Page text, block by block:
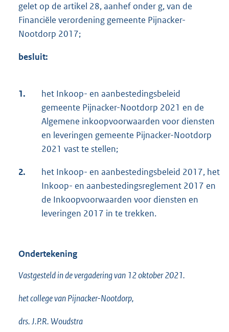
gelet op de artikel 28, aanhef onder g, van de
Financiële verordening gemeente Pijnacker-
Nootdorp 2017;
besluit:
1.
het Inkoop- en aanbestedingsbeleid
gemeente Pijnacker-Nootdorp 2021 en de
Algemene inkoopvoorwaarden voor diensten
en leveringen gemeente Pijnacker-Nootdorp
2021 vast te stellen;
2.
het Inkoop- en aanbestedingsbeleid 2017, het
Inkoop- en aanbestedingsreglement 2017 en
de Inkoopvoorwaarden voor diensten en
leveringen 2017 in te trekken.
Ondertekening
Vastgesteld in de vergadering van 12 oktober 2021.
het college van Pijnacker-Nootdorp,
drs. J.P.R. Woudstra